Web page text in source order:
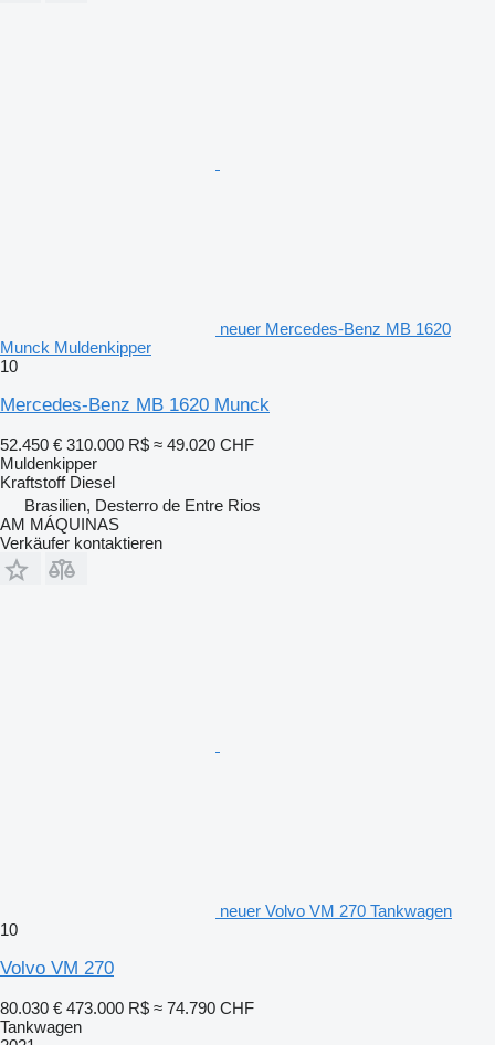
neuer Mercedes-Benz MB 1620
Munck Muldenkipper
10
Mercedes-Benz MB 1620 Munck
52.450 € 310.000 R$ ≈ 49.020 CHF
Muldenkipper
Kraftstoff Diesel
Brasilien, Desterro de Entre Rios
AM MÁQUINAS
Verkäufer kontaktieren
neuer Volvo VM 270 Tankwagen
10
Volvo VM 270
80.030 € 473.000 R$ ≈ 74.790 CHF
Tankwagen